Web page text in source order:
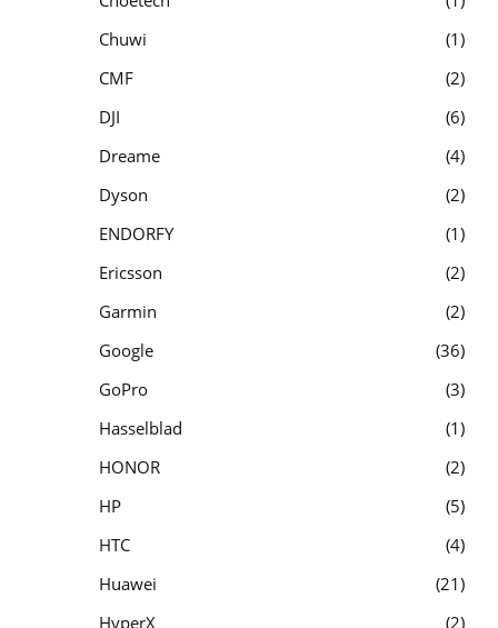
Chuwi
1
CMF
2
DJI
6
Dreame
4
Dyson
2
ENDORFY
1
Ericsson
2
Garmin
2
Google
36
GoPro
3
Hasselblad
1
HONOR
2
HP
5
HTC
4
Huawei
21
HyperX
2